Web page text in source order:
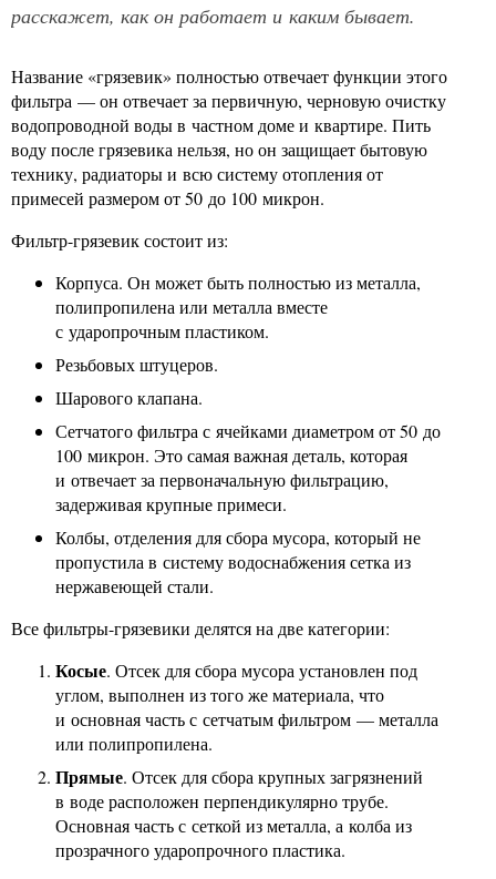
расскажет, как он работает и каким бывает.
Название «грязевик» полностью отвечает функции этого
фильтра — он отвечает за первичную, черновую очистку
водопроводной воды в частном доме и квартире. Пить
воду после грязевика нельзя, но он защищает бытовую
технику, радиаторы и всю систему отопления от
примесей размером от 50 до 100 микрон.
Фильтр-грязевик состоит из:
Корпуса. Он может быть полностью из металла,
полипропилена или металла вместе
с ударопрочным пластиком.
Резьбовых штуцеров.
Шарового клапана.
Сетчатого фильтра с ячейками диаметром от 50 до
100 микрон. Это самая важная деталь, которая
и отвечает за первоначальную фильтрацию,
задерживая крупные примеси.
Колбы, отделения для сбора мусора, который не
пропустила в систему водоснабжения сетка из
нержавеющей стали.
Все фильтры-грязевики делятся на две категории:
Косые. Отсек для сбора мусора установлен под
углом, выполнен из того же материала, что
и основная часть с сетчатым фильтром — металла
или полипропилена.
Прямые. Отсек для сбора крупных загрязнений
в воде расположен перпендикулярно трубе.
Основная часть с сеткой из металла, а колба из
прозрачного ударопрочного пластика.